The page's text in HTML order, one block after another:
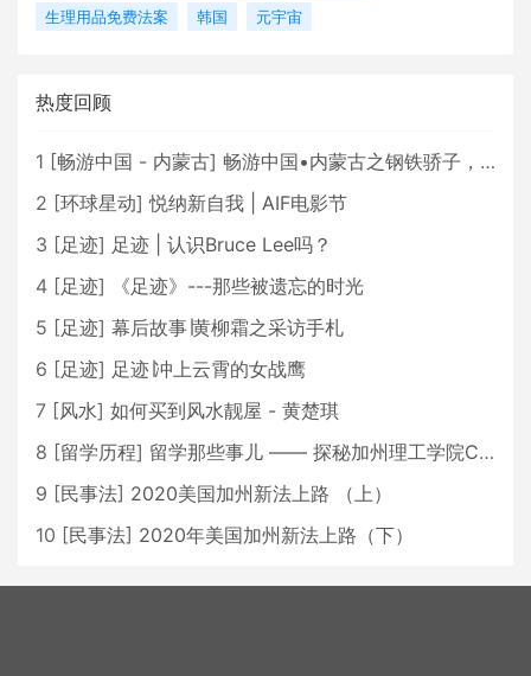
生理用品免费法案
韩国 元宇宙
热度回顾
1 [畅游中国 - 内蒙古] 畅游中国•内蒙古之钢铁骄子，魅力包头
2 [环球星动] 悦纳新自我 | AIF电影节
3 [足迹] 足迹 | 认识Bruce Lee吗？
4 [足迹]
《足迹》---那些被遗忘的时光
5 [足迹] 幕后故事∣黄柳霜之采访手札
6 [足迹] 足迹∣冲上云霄的女战鹰
7 [风水] 如何买到风水靓屋 - 黄楚琪
8 [留学历程] 留学那些事儿 —— 探秘加州理工学院Caltech博士生活 [上集]
9 [民事法] 2020美国加州新法上路 （上）
10 [民事法] 2020年美国加州新法上路（下）